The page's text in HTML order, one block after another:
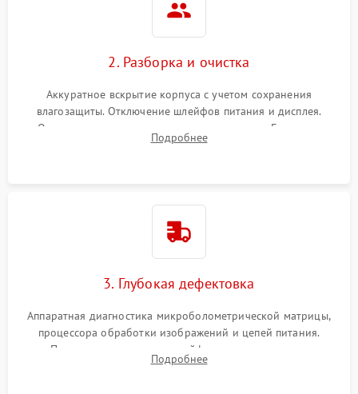
2. Разборка и очистка
Аккуратное вскрытие корпуса с учетом сохранения
влагозащиты. Отключение шлейфов питания и дисплея.
Очистка внутренних плат от окислов и пыли. Бережная
обработка германиевого объектива специализированными
Подробнее
3. Глубокая дефектовка
Аппаратная диагностика микроболометрической матрицы,
процессора обработки изображений и цепей питания.
Проверка целостности шлейфов, модуля памяти и
интерфейсов связи. Выявление сгоревших SMD-компонентов
Подробнее